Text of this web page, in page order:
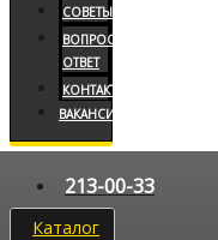
СОВЕТЫ
ВОПРОС/
ОТВЕТ
КОНТАКТЫ
ВАКАНСИИ
213-00-33
Каталог